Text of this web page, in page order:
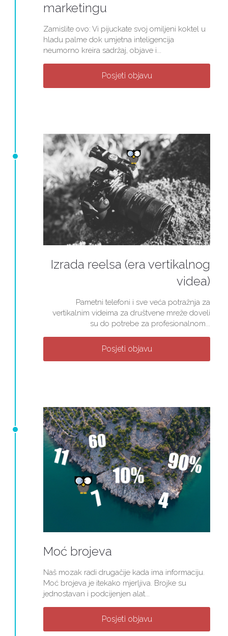
marketingu
Zamislite ovo: Vi pijuckate svoj omiljeni koktel u
hladu palme dok umjetna inteligencija
neumorno kreira sadržaj, objave i...
Posjeti objavu
Izrada reelsa (era vertikalnog
videa)
Pametni telefoni i sve veća potražnja za
vertikalnim videima za društvene mreže doveli
su do potrebe za profesionalnom...
Posjeti objavu
Moć brojeva
Naš mozak radi drugačije kada ima informaciju.
Moć brojeva je itekako mjerljiva. Brojke su
jednostavan i podcijenjen alat...
Posjeti objavu